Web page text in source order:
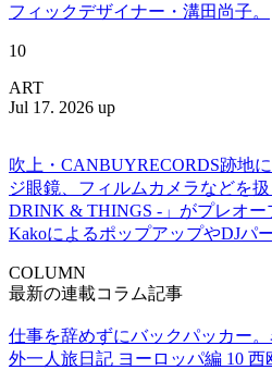
フィックデザイナー・溝田尚子。
10
ART
Jul 17. 2026 up
吹上・CANBUYRECORDS跡地
ジ眼鏡、フィルムカメラなどを
DRINK & THINGS -」がプレオー
KakoによるポップアップやDJパ
COLUMN
最新の連載コラム記事
仕事を辞めずにバックパッカー
外一人旅日記 ヨーロッパ編 10 西